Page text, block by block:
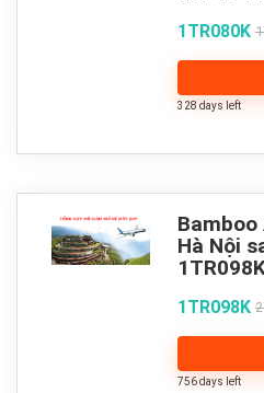
1TR080K
328 days left
Hà Nội
1TR098K
756 days left